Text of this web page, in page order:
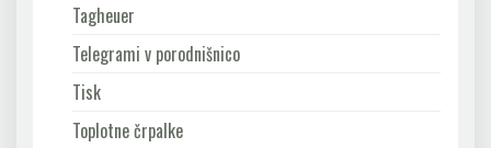
Tagheuer
Telegrami v porodnišnico
Tisk
Toplotne črpalke